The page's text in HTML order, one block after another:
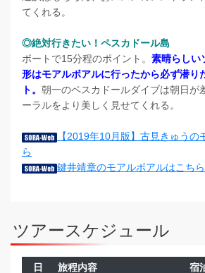
てくれる。
◎絶対行きたい！ペスカドール島
ボートで15分程のポイント。 素晴らしい
形はモアルボアルに行ったから必ず潜り
ト。 朝一のペスカドールダイブは朝日が
ーラルをより美しく見せてくれる。
【2019年10月版】古見きゅうの
ら
鍵井靖章のモアルボアルはこちら
ツアースケジュール
日 旅程内容 宿